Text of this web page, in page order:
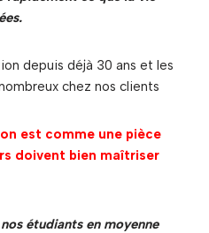
depuis déjà 30 ans et les
chez nos clients
est comme une pièce
doivent bien maîtriser
étudiants en moyenne